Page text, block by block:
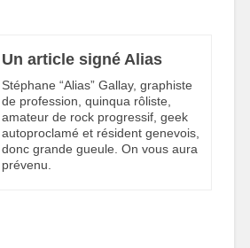
Un article signé Alias
Stéphane “Alias” Gallay, graphiste
de profession, quinqua rôliste,
amateur de rock progressif, geek
autoproclamé et résident genevois,
donc grande gueule. On vous aura
prévenu.